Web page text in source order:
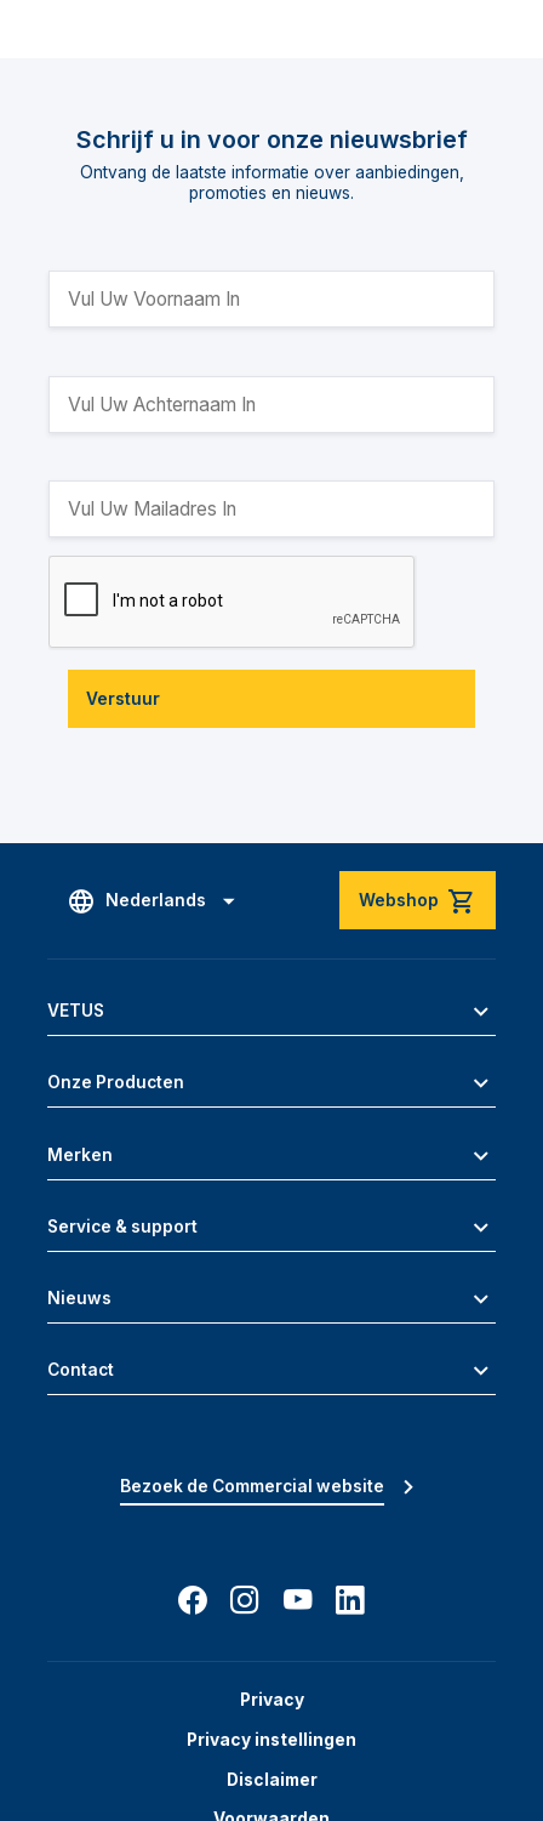
Schrijf u in voor onze nieuwsbrief
Ontvang de laatste informatie over aanbiedingen,
promoties en nieuws.
Verstuur
Nederlands Webshop
VETUS
Onze Producten
Merken
Service & support
Nieuws
Contact
Bezoek de Commercial website
Privacy
Privacy instellingen
Disclaimer